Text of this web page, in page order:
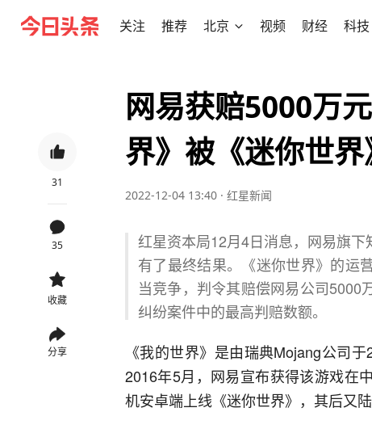
关注 推荐 北京 视频 财经 科技
31
35
收藏
分享
网易获赔5000万
界》被《迷你世
2022-12-04 13:40 · 红星新闻
红星资本局12月4日消息，网易旗
有了最终结果。《迷你世界》的运
当竞争，判令其赔偿网易公司5000
纠纷案件中的最高判赔数额。
《我的世界》是由瑞典Mojang公司
2016年5月，网易宣布获得该游戏在
机安卓端上线《迷你世界》，其后又